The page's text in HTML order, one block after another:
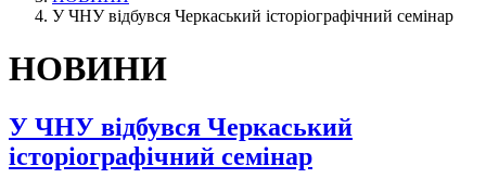
У ЧНУ відбувся Черкаський історіографічний семінар
НОВИНИ
У ЧНУ відбувся Черкаський
історіографічний семінар